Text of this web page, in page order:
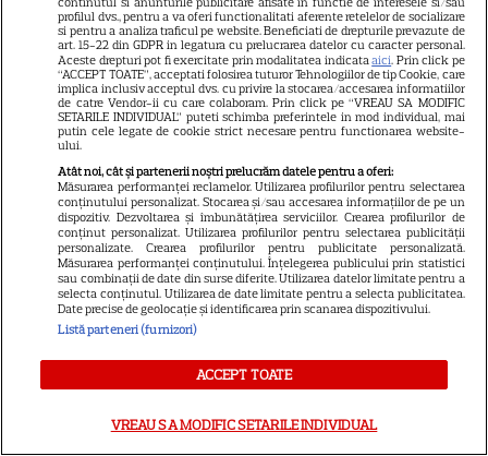
14
Sean Astin din „Stăpânul
Inelelor” a fost nevoit să își
vândă casa din cauza
salariului mic: Câți bani a
primit de fapt
14
VEDETE STRĂINE
Elon Musk, atac la adresa
regizorului premiat cu Oscar
care a realizat documentarul
despre viața sa. Filmul are 232
de minute
VEDETE STRĂINE
Panther. David Jonsson preia
profilul dvs., pentru a va oferi functionalitati aferente retelelor de socializare
si pentru a analiza traficul pe website. Beneficiati de drepturile prevazute de
art. 15-22 din GDPR in legatura cu prelucrarea datelor cu caracter personal.
Aceste drepturi pot fi exercitate prin modalitatea indicataaici. Prin click pe
“ACCEPT TOATE”, acceptati folosirea tuturor Tehnologiilor de tip Cookie, care
implica inclusiv acceptul dvs. cu privire la stocarea/accesarea informatiilor
de catre Vendor-ii cu care colaboram. Prin click pe “VREAU SA MODIFIC
SETARILE INDIVIDUAL” puteti schimba preferintele in mod individual, mai
putin cele legate de cookie strict necesare pentru functionarea website-
ului.
Atât noi, cât și partenerii noștri prelucrăm datele pentru a oferi:
Măsurarea performanței reclamelor. Utilizarea profilurilor pentru selectarea
conținutului personalizat. Stocarea și/sau accesarea informațiilor de pe un
dispozitiv. Dezvoltarea și îmbunătățirea serviciilor. Crearea profilurilor de
conținut personalizat. Utilizarea profilurilor pentru selectarea publicității
personalizate. Crearea profilurilor pentru publicitate personalizată.
Măsurarea performanței conținutului. Înțelegerea publicului prin statistici
sau combinații de date din surse diferite. Utilizarea datelor limitate pentru a
selecta conținutul. Utilizarea de date limitate pentru a selecta publicitatea.
Date precise de geolocație și identificarea prin scanarea dispozitivului.
Listă parteneri (furnizori)
ACCEPT TOATE
VREAU SA MODIFIC SETARILE INDIVIDUAL